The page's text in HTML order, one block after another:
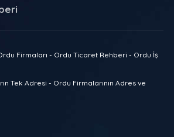
Firmaları - Ordu Ticaret Rehberi - Ordu İş
Tek Adresi - Ordu Firmalarının Adres ve